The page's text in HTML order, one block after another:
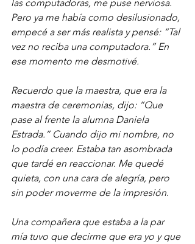
las computadoras, me puse nerviosa.
Pero ya me había como desilusionado,
empecé a ser más realista y pensé: “Tal
vez no reciba una computadora.” En
ese momento me desmotivé.
Recuerdo que la maestra, que era la
maestra de ceremonias, dijo: “Que
pase al frente la alumna Daniela
Estrada.” Cuando dijo mi nombre, no
lo podía creer. Estaba tan asombrada
que tardé en reaccionar. Me quedé
quieta, con una cara de alegría, pero
sin poder moverme de la impresión.
Una compañera que estaba a la par
mía tuvo que decirme que era yo y que